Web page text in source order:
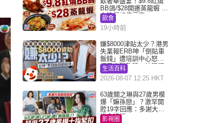
BB鴿/$28開邊蒸龍蝦 3
大晚餐超值優惠
飲食
19小時前
嫌$8000津貼太少？港男
失業報ERB呻「倒貼車
飯錢」遭培訓中心怒轟
網民幽默教路：揀呢類
課程唔會蝕...
生活百科
2026-08-07 12:25 HKT
63歲關之琳與27歲男模
爆「嫲孫戀」？激罕開
腔19字回應：多謝大家
掛念近況
影視圈